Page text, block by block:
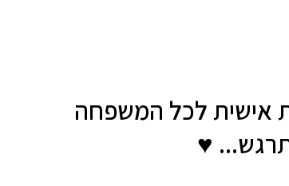
אישית לכל המשפחה
♥